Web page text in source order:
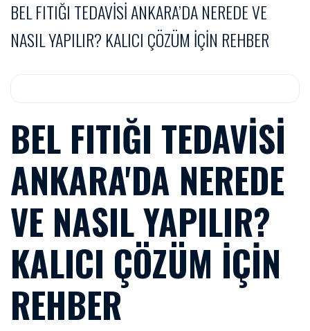
BEL FITIĞI TEDAVISI ANKARA’DA NEREDE VE
NASIL YAPILIR? KALICI ÇÖZÜM İÇIN REHBER
BEL FITIĞI TEDAVISI
ANKARA'DA NEREDE
VE NASIL YAPILIR?
KALICI ÇÖZÜM İÇIN
REHBER